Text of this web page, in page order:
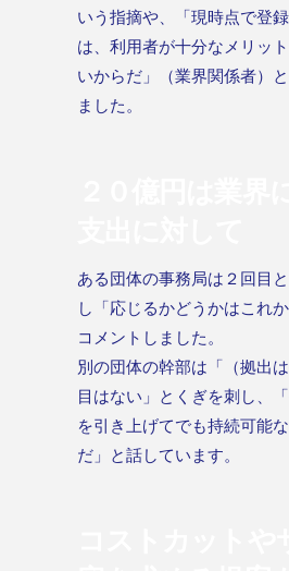
いう指摘や、「現時点で登
は、利用者が十分なメリッ
いからだ」（業界関係者）
ました。
ある団体の事務局は２回目
し「応じるかどうかはこれ
コメントしました。
別の団体の幹部は「（拠出
目はない」とくぎを刺し、
を引き上げてでも持続可能
だ」と話しています。